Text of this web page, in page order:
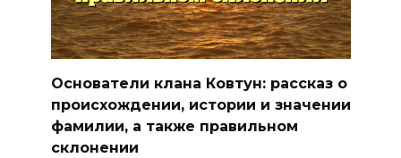
Основатели клана Ковтун: рассказ о
происхождении, истории и значении
фамилии, а также правильном
склонении